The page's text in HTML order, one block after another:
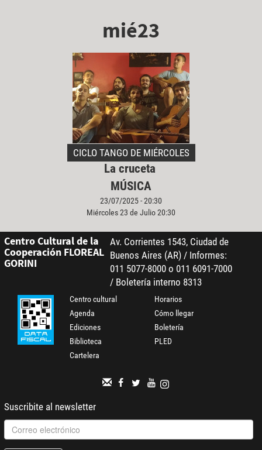
mié23
CICLO TANGO DE MIÉRCOLES
La cruceta
MÚSICA
23/07/2025 - 20:30
Miércoles 23 de Julio 20:30
Centro Cultural de la
Cooperación FLOREAL
GORINI
Av. Corrientes 1543, Ciudad de
Buenos Aires (AR) / Informes:
011 5077-8000 o 011 6091-7000
/ Boletería interno 8313
Centro cultural
Agenda
Ediciones
Biblioteca
Cartelera
Horarios
Cómo llegar
Boletería
PLED
Suscribite al newsletter